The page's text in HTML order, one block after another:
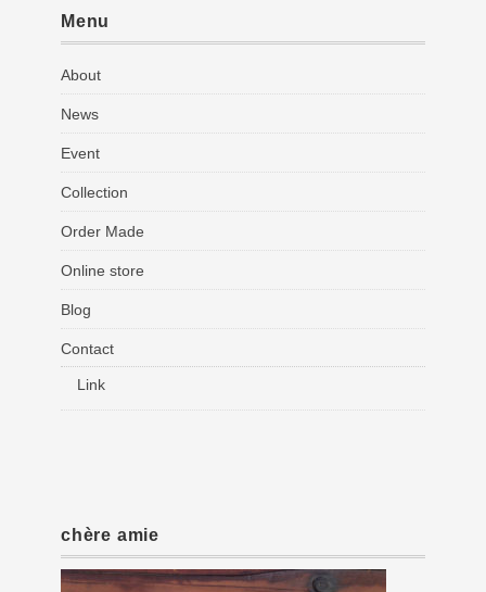
Menu
About
News
Event
Collection
Order Made
Online store
Blog
Contact
Link
chère amie